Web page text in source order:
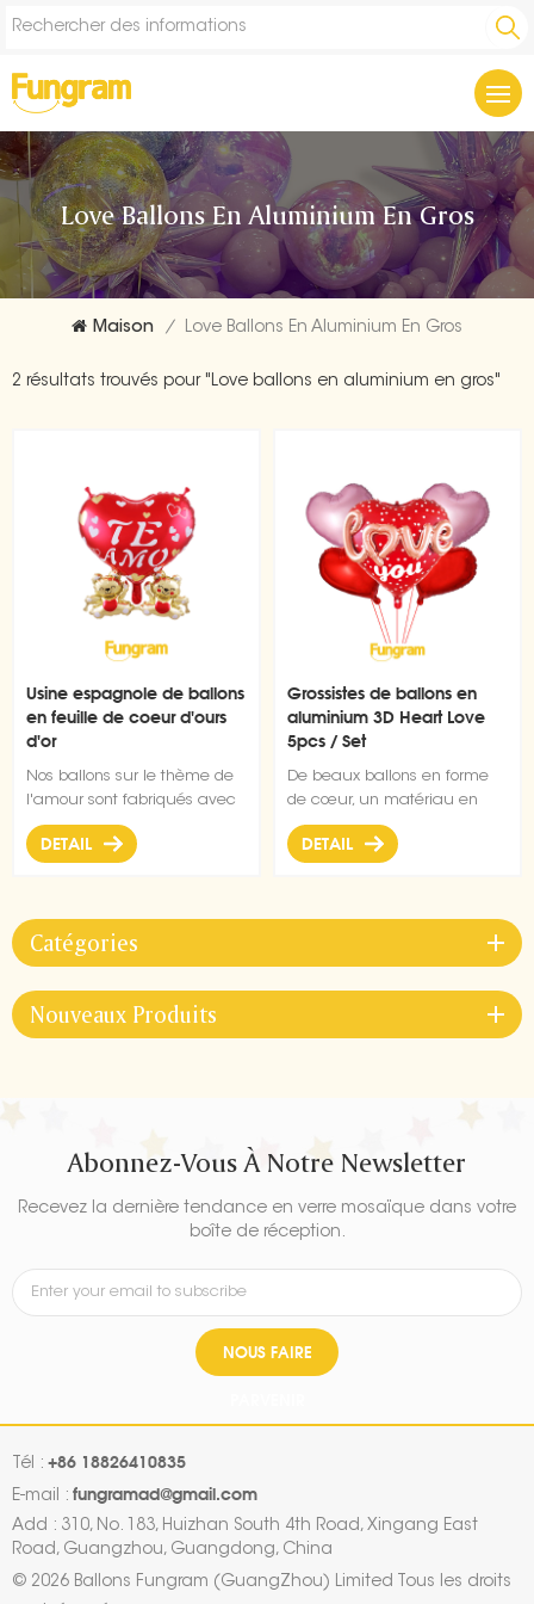
Love Ballons En Aluminium En Gros
Maison / Love Ballons En Aluminium En Gros
2 résultats trouvés pour "Love ballons en aluminium en gros"
Usine espagnole de ballons
en feuille de coeur d'ours
d'or
Nos ballons sur le thème de
l'amour sont fabriqués avec
un matériau de haute
qualité, une feuille
forme sans fuite ni perte
d'air.
DETAIL
Grossistes de ballons en
aluminium 3D Heart Love
5pcs / Set
De beaux ballons en forme
de cœur, un matériau en
feuille d'aluminium, un lustre
métallique, sont parfaits pour
fête dDécoration ou toute
spéciale
DETAIL
Catégories
Nouveaux Produits
Abonnez-Vous À Notre Newsletter
Recevez la dernière tendance en verre mosaïque dans votre
boîte de réception.
NOUS FAIRE
Tél : +86 18826410835
E-mail : fungramad@gmail.com
Add : 310, No. 183, Huizhan South 4th Road, Xingang East
Road, Guangzhou, Guangdong, China
© 2026 Ballons Fungram (GuangZhou) Limited Tous les droits